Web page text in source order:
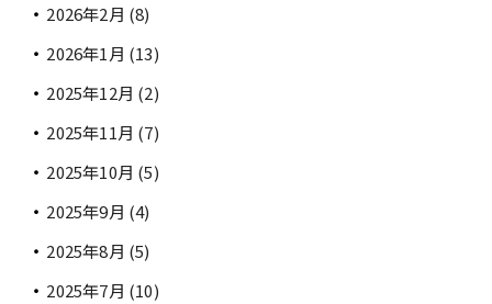
2026年2月 (8)
2026年1月 (13)
2025年12月 (2)
2025年11月 (7)
2025年10月 (5)
2025年9月 (4)
2025年8月 (5)
2025年7月 (10)